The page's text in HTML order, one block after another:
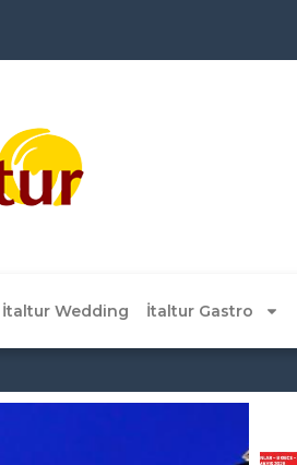
İtaltur Wedding İtaltur Gastro